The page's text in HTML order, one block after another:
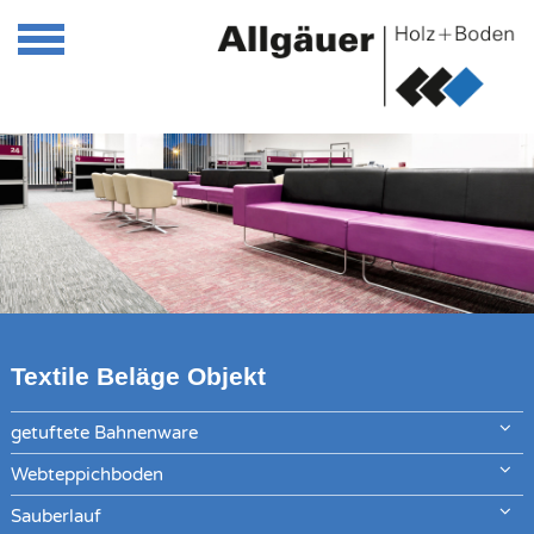
Textile Beläge Objekt
getuftete Bahnenware
Webteppichboden
Sauberlauf